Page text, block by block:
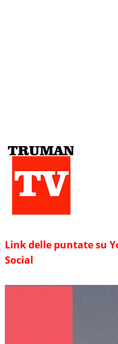
Link delle puntate su
Social